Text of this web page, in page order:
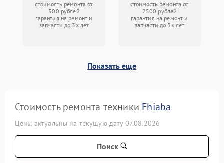
стоимость ремонта от
500 рублей
гарантия на ремонт и
запчасти до 3х лет
стоимость ремонта от
2500 рублей
гарантия на ремонт и
запчасти до 3х лет
Показать еще
Стоимость ремонта техники Fhiaba
Цены актуальны на текущую дату 07.08.2026
Поиск